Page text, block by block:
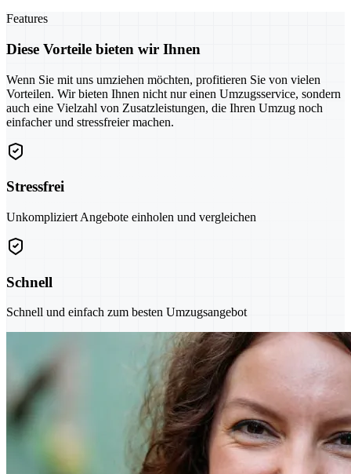
Features
Diese Vorteile bieten wir Ihnen
Wenn Sie mit uns umziehen möchten, profitieren Sie von vielen
Vorteilen. Wir bieten Ihnen nicht nur einen Umzugsservice, sondern
auch eine Vielzahl von Zusatzleistungen, die Ihren Umzug noch
einfacher und stressfreier machen.
Stressfrei
Unkompliziert Angebote einholen und vergleichen
Schnell
Schnell und einfach zum besten Umzugsangebot